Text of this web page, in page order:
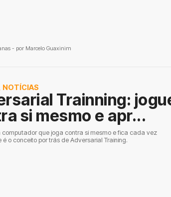
- por Marcelo Guaxinim
NOTÍCIAS
Trainning:
si mesmo e apr...
computador que joga contra si mesmo e fica cada vez
é o conceito por trás de Adversarial Training.